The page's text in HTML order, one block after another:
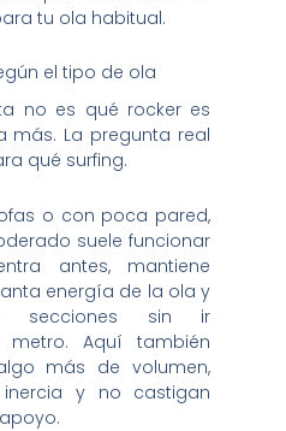
tu ola habitual.
el tipo de ola
no es qué rocker es
más. La pregunta real
qué surfing.
o con poca pared,
suele funcionar
antes, mantiene
energía de la ola y
secciones sin ir
Aquí también
más de volumen,
y no castigan